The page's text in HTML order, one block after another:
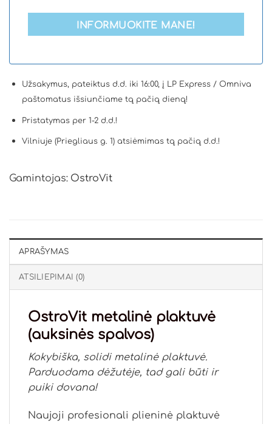
INFORMUOKITE MANE!
Užsakymus, pateiktus d.d. iki 16:00, į LP Express / Omniva
paštomatus išsiunčiame tą pačią dieną!
Pristatymas per 1-2 d.d.!
Vilniuje (Priegliaus g. 1) atsiėmimas tą pačią d.d.!
Gamintojas: OstroVit
APRAŠYMAS
ATSILIEPIMAI (0)
OstroVit metalinė plaktuvė
(auksinės spalvos)
Kokybiška, solidi metalinė plaktuvė.
Parduodama dėžutėje, tad gali būti ir
puiki dovana!
Naujoji profesionali plieninė plaktuvė